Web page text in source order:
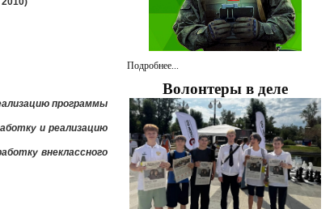
программы
и реализацию
внеклассного
Подробнее...
Волонтеры в деле